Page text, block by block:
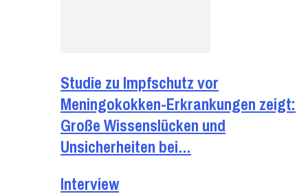
Studie zu Impfschutz vor
Meningokokken-Erkrankungen zeigt:
Große Wissenslücken und
Unsicherheiten bei…
Interview